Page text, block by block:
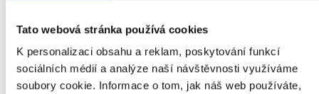
Tato webová stránka používá cookies
K personalizaci obsahu a reklam, poskytování funkcí
sociálních médií a analýze naší návštěvnosti využíváme
soubory cookie. Informace o tom, jak náš web používáte,
6. Klášter Wiblingen, Německo